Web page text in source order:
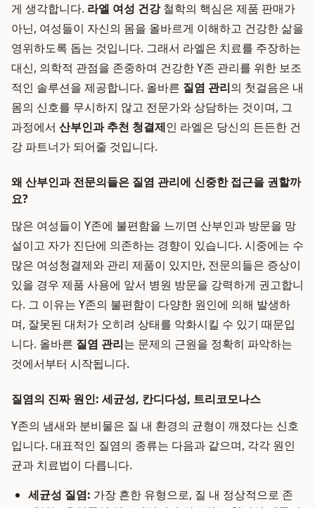
게 생각합니다. 라엘 여성 건강철학의 핵심은 제품 판매가
아닌, 여성들이 자신의 몸을 올바르게 이해하고 건강한 삶을
영위하도록 돕는 것입니다. 그래서 라엘은 치료를 주장하는
대신, 의학적 관점을 존중하며 건강한 Y존 관리를 위한 보조
적인 솔루션을 제공합니다. 올바른 질염 관리의 첫걸음은 내
몸의 신호를 무시하지 않고 전문가와 상담하는 것이며, 그
과정에서 산부인과 추천 청결제인 라엘은 당신의 든든한 건
강 파트너가 되어줄 것입니다.
왜 산부인과 전문의들은 질염 관리에 신중한 접근을 권할까
요?
많은 여성들이 Y존에 불편함을 느끼면 산부인과 방문을 망
설이고 자가 진단에 의존하는 경향이 있습니다. 시중에는 수
많은 여성청결제와 관리 제품이 있지만, 전문의들은 증상이
있을 경우 제품 사용에 앞서 병원 방문을 강력하게 권고합니
다. 그 이유는 Y존의 불편함이 다양한 원인에 의해 발생하
며, 잘못된 대처가 오히려 상태를 악화시킬 수 있기 때문입
니다. 올바른 질염 관리는 문제의 근원을 정확히 파악하는
것에서부터 시작됩니다.
질염의 진짜 원인: 세균성, 칸디다성, 트리코모나스
Y존의 냄새와 분비물은 질 내 환경의 균형이 깨졌다는 신호
입니다. 대표적인 질염의 종류는 다음과 같으며, 각각 원인
균과 치료법이 다릅니다.
세균성 질염: 가장 흔한 유형으로, 질 내 정상적으로 존